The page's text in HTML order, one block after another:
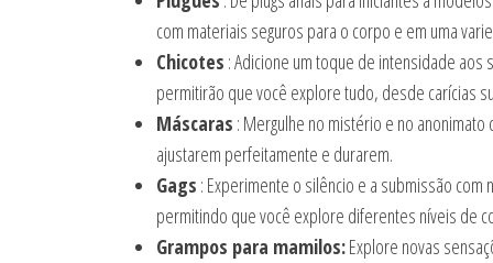
com materiais seguros para o corpo e em uma
Chicotes : Adicione um toque de intensidade
permitirão que você explore tudo, desde carícias
Máscaras : Mergulhe no mistério e no
ajustarem perfeitamente e durarem.
Gags : Experimente o silêncio e a submissão
permitindo que você explore diferentes níveis de
Grampos para mamilos:Explore novas